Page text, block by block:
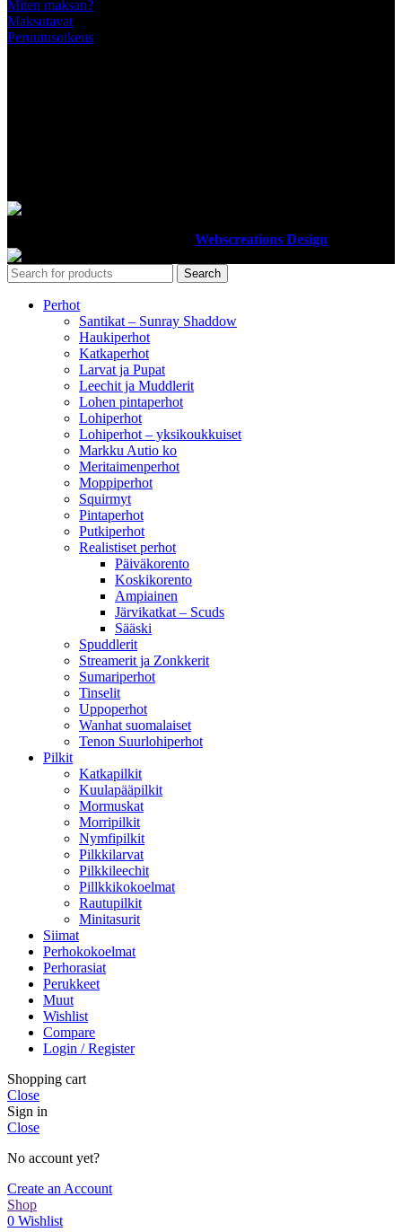
Miten maksan?
Maksutavat
Peruutusoikeus
Webscreations Design
Search
Perhot
Santikat – Sunray Shaddow
Haukiperhot
Katkaperhot
Larvat ja Pupat
Leechit ja Muddlerit
Lohen pintaperhot
Lohiperhot
Lohiperhot – yksikoukkuiset
Markku Autio ko
Meritaimenperhot
Moppiperhot
Squirmyt
Pintaperhot
Putkiperhot
Realistiset perhot
Päiväkorento
Koskikorento
Ampiainen
Järvikatkat – Scuds
Sääski
Spuddlerit
Streamerit ja Zonkkerit
Sumariperhot
Tinselit
Uppoperhot
Wanhat suomalaiset
Tenon Suurlohiperhot
Pilkit
Katkapilkit
Kuulapääpilkit
Mormuskat
Morripilkit
Nymfipilkit
Pilkkilarvat
Pilkkileechit
Pillkkikokoelmat
Rautupilkit
Minitasurit
Siimat
Perhokokoelmat
Perhorasiat
Perukkeet
Muut
Wishlist
Compare
Login / Register
Shopping cart
Close
Sign in
Close
No account yet?
Create an Account
Shop
0 Wishlist